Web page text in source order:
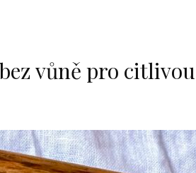
vůně pro citlivou